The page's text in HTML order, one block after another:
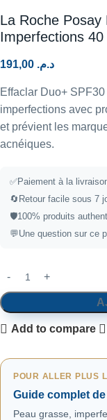
La Roche Posay
Imperfections 40
د.م.
Effaclar Duo+
imperfections avec
et prévient les
acnéiques.
✅Paiement à la
🔄 Retour facile sous 7
🛡️100% produits
💬Une question sur ce
Add to compare
POUR ALLER PLUS
Guide complet
Peau grasse,